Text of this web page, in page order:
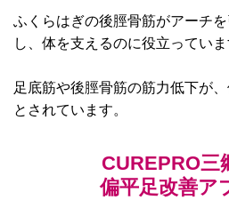
ふくらはぎの後脛骨筋がアーチ
し、体を支えるのに役立っていま
足底筋や後脛骨筋の筋力低下が
とされています。
CUREPRO三
偏平足改善ア